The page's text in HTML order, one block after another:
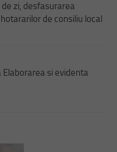
zi, desfasurarea
de consiliu local
si evidenta